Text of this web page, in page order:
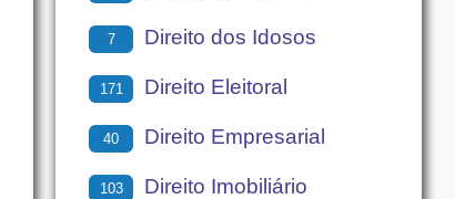
7 Direito dos Idosos
171 Direito Eleitoral
40 Direito Empresarial
103 Direito Imobiliário